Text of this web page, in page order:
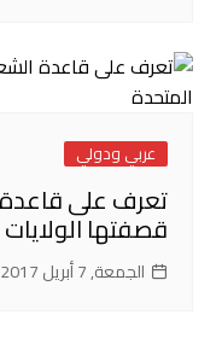
عربي ودولي
تعرف على قاعدة
قصفتها
الجمعة, 7 أبريل 2017, 11:42